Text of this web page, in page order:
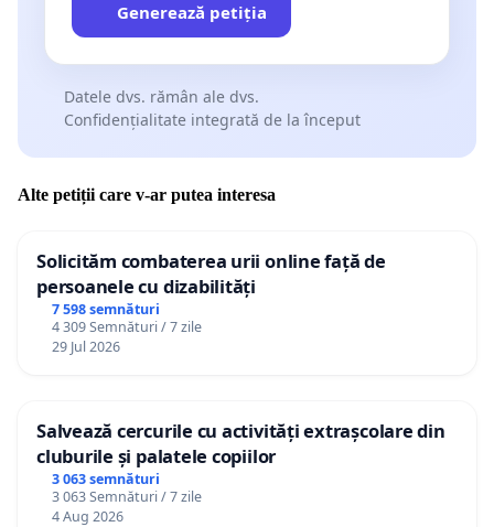
Generează petiția
Datele dvs. rămân ale dvs.
Confidențialitate integrată de la început
Alte petiții care v-ar putea interesa
Solicităm combaterea urii online față de
persoanele cu dizabilități
7 598 semnături
4 309 Semnături / 7 zile
29 Jul 2026
Salvează cercurile cu activități extrașcolare din
cluburile și palatele copiilor
3 063 semnături
3 063 Semnături / 7 zile
4 Aug 2026